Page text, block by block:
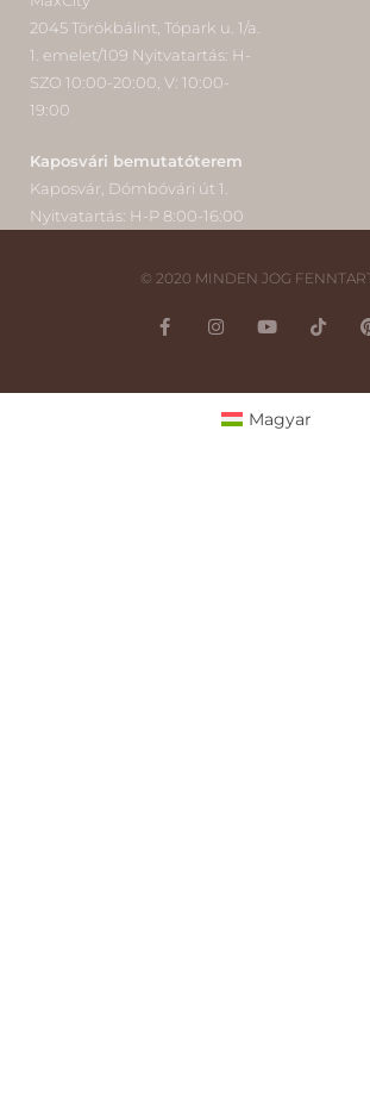
2045 Törökbálint, Tópark u. 1/a.
1. emelet/109 Nyitvatartás: H-
SZO 10:00-20:00, V: 10:00-
19:00
Kaposvári bemutatóterem
Kaposvár, Dómbóvári út 1.
Nyitvatartás: H-P 8:00-16:00
© 2020 MINDEN JOG
Magyar